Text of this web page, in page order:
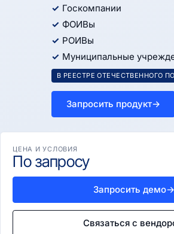
Госкомпании
ФОИВы
РОИВы
Муниципальные
В РЕЕСТРЕ ОТЕЧЕСТВЕННОГО ПО
Запросить продукт→
ЦЕНА И УСЛОВИЯ
По запросу
Запросить демо→
Связаться с